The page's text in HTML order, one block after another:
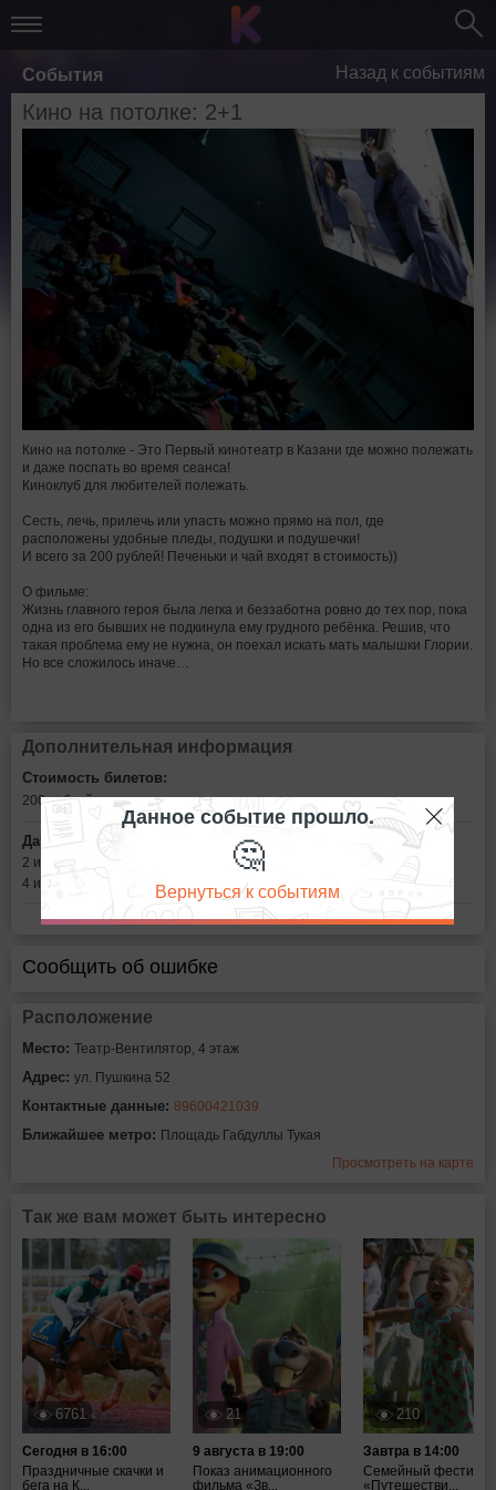
События Назад к событиям
Кино на потолке: 2+1
Кино на потолке - Это Первый кинотеатр в Казани где можно полежать
и даже поспать во время сеанса!
Киноклуб для любителей полежать.
Сесть, лечь, прилечь или упасть можно прямо на пол, где
расположены удобные пледы, подушки и подушечки!
И всего за 200 рублей! Печеньки и чай входят в стоимость))
О фильме:
Жизнь главного героя была легка и беззаботна ровно до тех пор, пока
одна из его бывших не подкинула ему грудного ребёнка. Решив, что
такая проблема ему не нужна, он поехал искать мать малышки Глории.
Но все сложилось иначе…
Дополнительная информация
Стоимость билетов:
200рублей
Дата:
2 июня в 19:00
4 июня в 21:00
Сообщить об ошибке
Расположение
Место: Театр-Вентилятор, 4 этаж
Адрес: ул. Пушкина 52
Контактные данные: 89600421039
Ближайшее метро: Площадь Габдуллы Тукая
Просмотреть на карте
Так же вам может быть интересно
6761
Сегодня в 16:00
Праздничные скачки и
бега на К...
21
9 августа в 19:00
Показ анимационного
фильма «Зв...
210
Завтра в 14:00
Семейный
«Путешестви...
Данное событие прошло.
🤔
Вернуться к событиям